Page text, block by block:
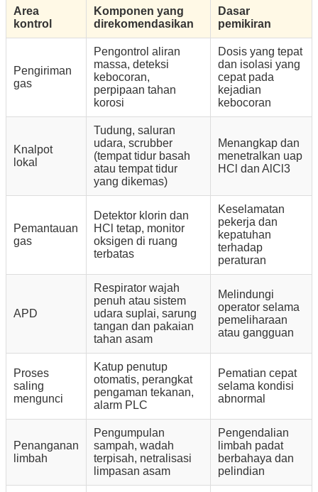
Area
kontrol
Komponen yang
direkomendasikan
Dasar
pemikiran
Pengiriman
gas
Pengontrol aliran
massa, deteksi
kebocoran,
perpipaan tahan
korosi
Dosis yang tepat
dan isolasi yang
cepat pada
kejadian
kebocoran
Knalpot
lokal
Tudung, saluran
udara, scrubber
(tempat tidur basah
atau tempat tidur
yang dikemas)
Menangkap dan
menetralkan uap
HCl dan AlCl3
Pemantauan
gas
Detektor klorin dan
HCl tetap, monitor
oksigen di ruang
terbatas
Keselamatan
pekerja dan
kepatuhan
terhadap
peraturan
APD
Respirator wajah
penuh atau sistem
udara suplai, sarung
tangan dan pakaian
tahan asam
Melindungi
operator selama
pemeliharaan
atau gangguan
Proses
saling
mengunci
Katup penutup
otomatis, perangkat
pengaman tekanan,
alarm PLC
Pematian cepat
selama kondisi
abnormal
Penanganan
limbah
Pengumpulan
sampah, wadah
terpisah, netralisasi
limpasan asam
Pengendalian
limbah padat
berbahaya dan
pelindian